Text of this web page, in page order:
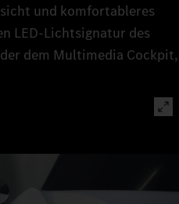
und komfortableres
LED‑Lichtsignatur des
dem Multimedia Cockpit,